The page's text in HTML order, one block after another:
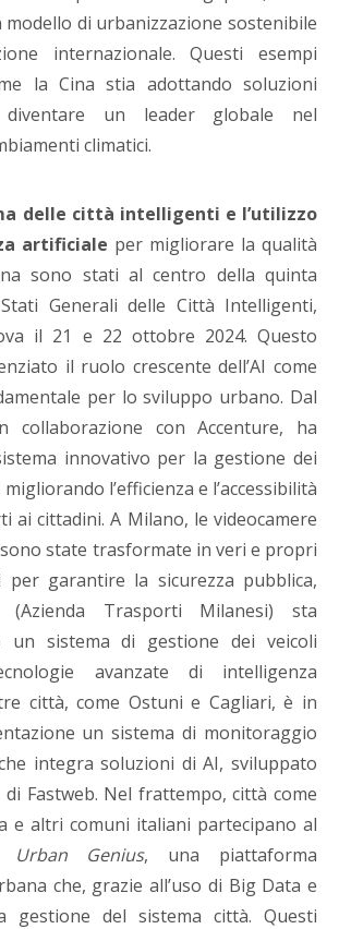
di urbanizzazione sostenibile
internazionale. Questi esempi
la Cina stia adottando soluzioni
un leader globale nel
climatici.
delle città intelligenti e l’utilizzo
artificiale per migliorare la qualità
sono stati al centro della quinta
Generali delle Città Intelligenti,
il 21 e 22 ottobre 2024. Questo
il ruolo crescente dell’AI come
per lo sviluppo urbano. Dal
collaborazione con Accenture, ha
innovativo per la gestione dei
l’efficienza e l’accessibilità
ai cittadini. A Milano, le videocamere
state trasformate in veri e propri
garantire la sicurezza pubblica,
(Azienda Trasporti Milanesi) sta
un sistema di gestione dei veicoli
avanzate di intelligenza
città, come Ostuni e Cagliari, è in
un sistema di monitoraggio
integra soluzioni di AI, sviluppato
Fastweb. Nel frattempo, città come
e altri comuni italiani partecipano al
Urban Genius, una piattaforma
che, grazie all’uso di Big Data e
gestione del sistema città. Questi